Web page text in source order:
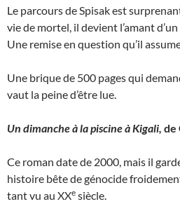
Le parcours de Spisak est
vie de mortel, il devient l’amant
Une remise en question qu’il
Une brique de 500 pages qui
vaut la peine d’être lue.
Un dimanche à la piscine à Kigali, de
Ce roman date de 2000, mais il
histoire bête de génocide
tant vu au XXe siècle.